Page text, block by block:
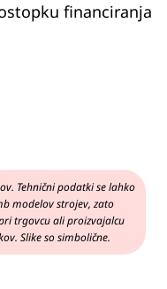
financiranja
Tehnični podatki se lahko
modelov strojev, zato
trgovcu ali proizvajalcu
Slike so simbolične.